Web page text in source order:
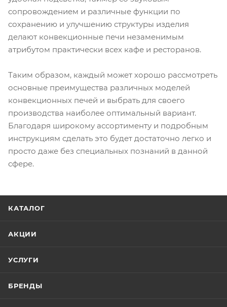
сопровождением и различные функции по
сохранению и улучшению структуры изделия
делают конвекционные печи незаменимым
атрибутом практически всех кафе и ресторанов.
Таким образом, каждый может хорошо рассмотреть
основные преимущества различных моделей
конвекционных печей и выбрать для своего
производства наиболее оптимальный вариант.
Благодаря широкому ассортименту и подробным
инструкциям сделать это будет достаточно легко и
просто даже без специальных познаний в данной
сфере.
КАТАЛОГ
АКЦИИ
УСЛУГИ
БРЕНДЫ